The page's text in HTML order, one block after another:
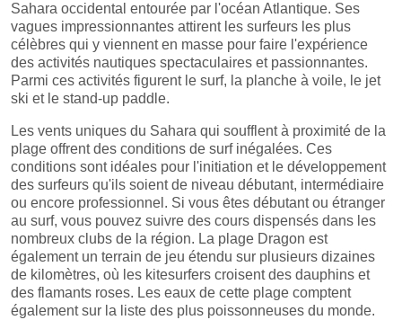
Sahara occidental entourée par l'océan Atlantique. Ses
vagues impressionnantes attirent les surfeurs les plus
célèbres qui y viennent en masse pour faire l'expérience
des activités nautiques spectaculaires et passionnantes.
Parmi ces activités figurent le surf, la planche à voile, le jet
ski et le stand-up paddle.
Les vents uniques du Sahara qui soufflent à proximité de la
plage offrent des conditions de surf inégalées. Ces
conditions sont idéales pour l'initiation et le développement
des surfeurs qu'ils soient de niveau débutant, intermédiaire
ou encore professionnel. Si vous êtes débutant ou étranger
au surf, vous pouvez suivre des cours dispensés dans les
nombreux clubs de la région. La plage Dragon est
également un terrain de jeu étendu sur plusieurs dizaines
de kilomètres, où les kitesurfers croisent des dauphins et
des flamants roses. Les eaux de cette plage comptent
également sur la liste des plus poissonneuses du monde.